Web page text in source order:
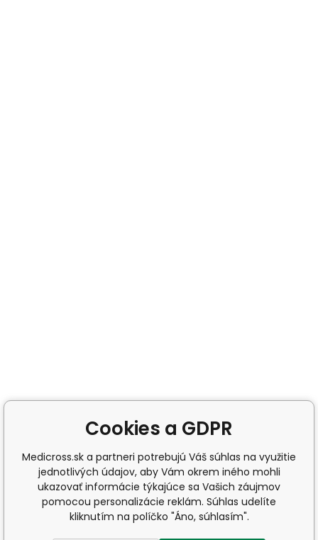
Cookies a GDPR
Medicross.sk a partneri potrebujú Váš súhlas na využitie
jednotlivých údajov, aby Vám okrem iného mohli
ukazovať informácie týkajúce sa Vašich záujmov
pomocou personalizácie reklám. Súhlas udelíte
kliknutím na políčko "Áno, súhlasím".